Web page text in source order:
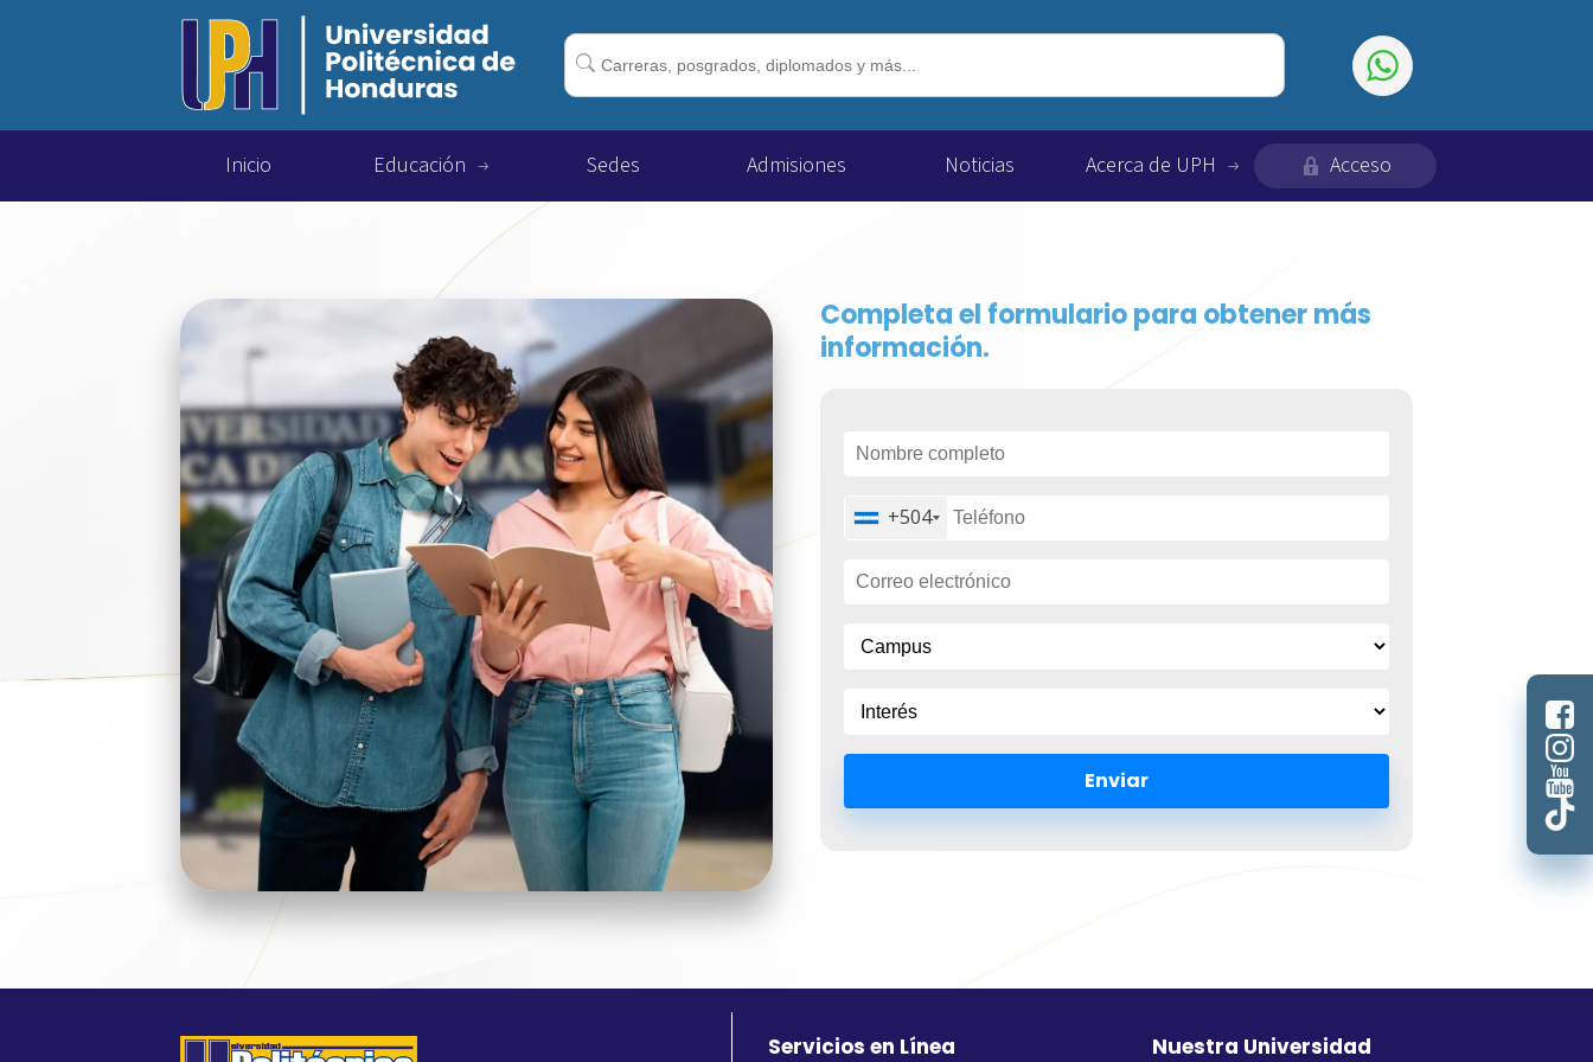
Buscar:
Inicio Educación Sedes Admisiones Noticias Acerca de UPH Acceso
Completa el formulario para obtener más
información.
+504
Servicios en Línea Nuestra Universidad